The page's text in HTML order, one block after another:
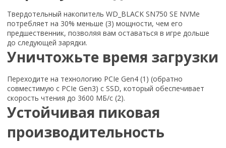
Твердотельный накопитель WD_BLACK SN750 SE NVMe
потребляет на 30% меньше (3) мощности, чем его
предшественник, позволяя вам оставаться в игре дольше
до следующей зарядки.
Уничтожьте время загрузки
Переходите на технологию PCIe Gen4 (1) (обратно
совместимую с PCIe Gen3) с SSD, который обеспечивает
скорость чтения до 3600 МБ/с (2).
Устойчивая пиковая
производительность